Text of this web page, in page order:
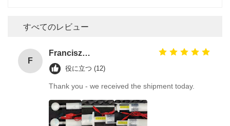
すべてのレビュー
F
Franciszek Lużyński
役に立つ (12)
Thank you - we received the shipment today.